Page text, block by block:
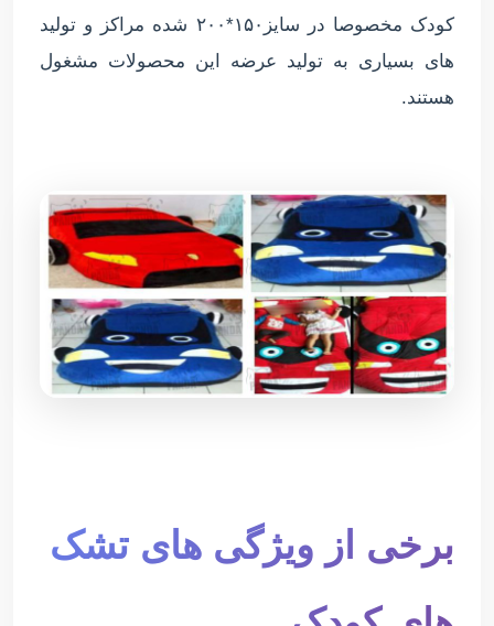
کودک مخصوصا در سایز۱۵۰*۲۰۰ شده مراکز و تولید
های بسیاری به تولید عرضه این محصولات مشغول
هستند.
برخی از ویژگی های تشک